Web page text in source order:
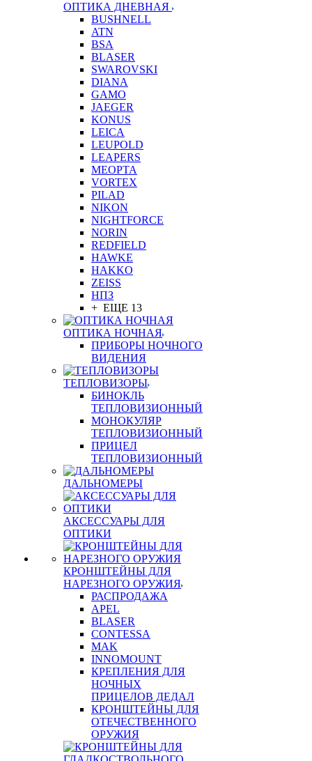
ОПТИКА ДНЕВНАЯ
BUSHNELL
ATN
BSA
BLASER
SWAROVSKI
DIANA
GAMO
JAEGER
KONUS
LEICA
LEUPOLD
LEAPERS
MEOPTA
VORTEX
PILAD
NIKON
NIGHTFORCE
NORIN
REDFIELD
HAWKE
HAKKO
ZEISS
НПЗ
+ ЕЩЕ 13
ОПТИКА НОЧНАЯ
ПРИБОРЫ НОЧНОГО
ВИДЕНИЯ
ТЕПЛОВИЗОРЫ
БИНОКЛЬ
ТЕПЛОВИЗИОННЫЙ
МОНОКУЛЯР
ТЕПЛОВИЗИОННЫЙ
ПРИЦЕЛ
ТЕПЛОВИЗИОННЫЙ
ДАЛЬНОМЕРЫ
АКСЕССУАРЫ ДЛЯ
ОПТИКИ
КРОНШТЕЙНЫ ДЛЯ
НАРЕЗНОГО ОРУЖИЯ
РАСПРОДАЖА
APEL
BLASER
CONTESSA
MAK
INNOMOUNT
КРЕПЛЕНИЯ ДЛЯ
НОЧНЫХ
ПРИЦЕЛОВ ДЕДАЛ
КРОНШТЕЙНЫ ДЛЯ
ОТЕЧЕСТВЕННОГО
ОРУЖИЯ